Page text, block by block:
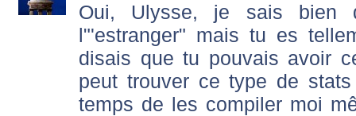
Oui, Ulysse, je sais
l"'estranger" mais tu es
disais que tu pouvais avoir
peut trouver ce type de
temps de les compiler moi